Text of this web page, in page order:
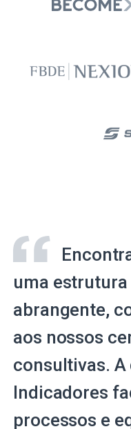
uma
abrangente,
aos nossos
consultivas. A
Indicadores
processos e